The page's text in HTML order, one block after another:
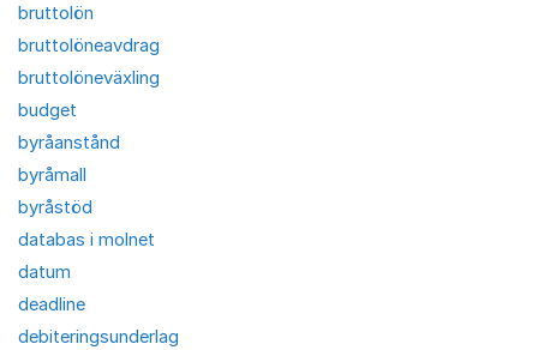
bruttolön
bruttolöneavdrag
bruttolöneväxling
budget
byråanstånd
byråmall
byråstöd
databas i molnet
datum
deadline
debiteringsunderlag